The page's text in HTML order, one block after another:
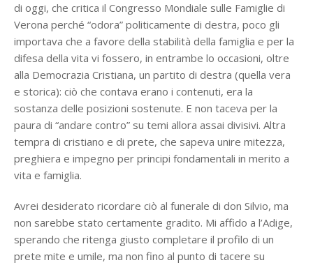
di oggi, che critica il Congresso Mondiale sulle Famiglie di
Verona perché “odora” politicamente di destra, poco gli
importava che a favore della stabilità della famiglia e per la
difesa della vita vi fossero, in entrambe lo occasioni, oltre
alla Democrazia Cristiana, un partito di destra (quella vera
e storica): ciò che contava erano i contenuti, era la
sostanza delle posizioni sostenute. E non taceva per la
paura di “andare contro” su temi allora assai divisivi. Altra
tempra di cristiano e di prete, che sapeva unire mitezza,
preghiera e impegno per principi fondamentali in merito a
vita e famiglia.
Avrei desiderato ricordare ciò al funerale di don Silvio, ma
non sarebbe stato certamente gradito. Mi affido a l’Adige,
sperando che ritenga giusto completare il profilo di un
prete mite e umile, ma non fino al punto di tacere su